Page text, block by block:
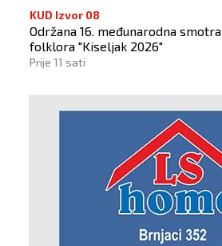
KUD Izvor 08
Održana 16. međunarodna smotra
folklora "Kiseljak 2026"
Prije 11 sati